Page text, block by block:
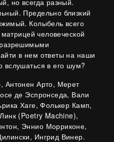
но всегда разный.
Предельно близкий
Колыбель всего
человеческой
в нем ответы на наши
вслушаться в его шум?
Антонен Арто, Мерет
де Эспронседа, Вали
Хаге, Фолькер Камп,
(Poetry Machine),
Эннио Морриконе,
Ингрид Винер.